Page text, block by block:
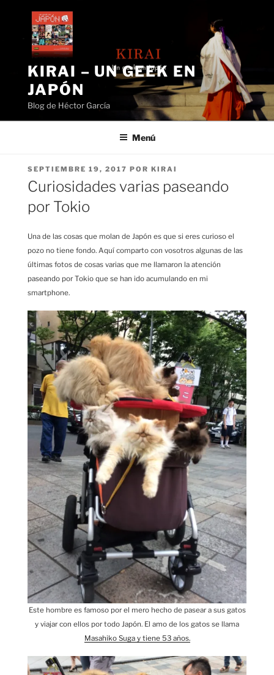
contenido
KIRAI – UN GEEK EN
JAPÓN
Blog de Héctor García
Menú
PUBLICADO
EL
SEPTIEMBRE 19, 2017 POR KIRAI
Curiosidades varias paseando
por Tokio
Una de las cosas que molan de Japón es que si eres curioso el
pozo no tiene fondo. Aquí comparto con vosotros algunas de las
últimas fotos de cosas varias que me llamaron la atención
paseando por Tokio que se han ido acumulando en mi
smartphone.
Este hombre es famoso por el mero hecho de pasear a sus gatos
y viajar con ellos por todo Japón. El amo de los gatos se llama
Masahiko Suga y tiene 53 años.